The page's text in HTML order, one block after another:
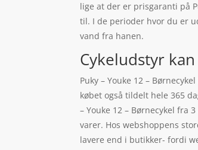
lige at der er prisgaranti på
til. I de perioder hvor du er
vand fra hanen.
Cykeludstyr
Puky – Youke 12 –
købet også tildelt hele 365
– Youke 12 – Børnecykel
varer. Hos webshoppens
lavere end i butikker- fordi